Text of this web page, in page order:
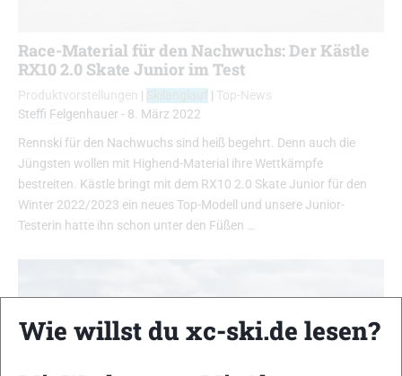
Race-Material für den Nachwuchs: Der Kästle
RX10 2.0 Skate Junior im Test
Produktvorstellungen | | Top-News
Steffi Felgenhauer - 8. März 2022
Rennski für den Nachwuchs sind heiß begehrt. Denn auch die
Jüngsten wollen mit Highend-Material ihre Wettkämpfe
bestreiten. Kästle bringt mit dem RX10 2.0 Skate Junior für den
Winter 2022/2023 ein neues Top-Modell und unsere Junior-
Testerin hatte ihn schon unter den Füßen …
Wie willst du xc-ski.de lesen?